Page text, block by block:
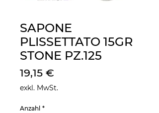
SAPONE
PLISSETTATO 15GR
STONE PZ.125
19,15 €
exkl. MwSt.
Anzahl *